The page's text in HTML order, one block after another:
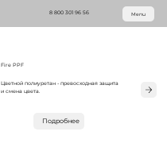
8 800 301 96 56 Menu
Fire PPF
Цветной полиуретан - превосходная защита
и смена цвета.
Подробнее